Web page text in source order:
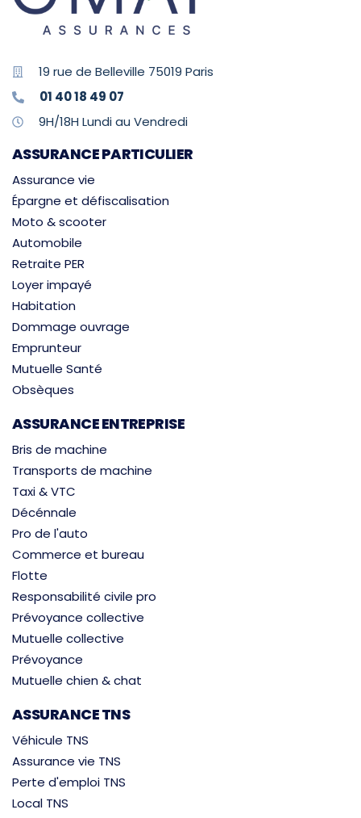
19 rue de Belleville 75019 Paris
01 40 18 49 07
9H/18H Lundi au Vendredi
ASSURANCE PARTICULIER
Assurance vie
Épargne et défiscalisation
Moto & scooter
Automobile
Retraite PER
Loyer impayé
Habitation
Dommage ouvrage
Emprunteur
Mutuelle Santé
Obsèques
ASSURANCE ENTREPRISE
Bris de machine
Transports de machine
Taxi & VTC
Décénnale
Pro de l'auto
Commerce et bureau
Flotte
Responsabilité civile pro
Prévoyance collective
Mutuelle collective
Prévoyance
Mutuelle chien & chat
ASSURANCE TNS
Véhicule TNS
Assurance vie TNS
Perte d'emploi TNS
Local TNS